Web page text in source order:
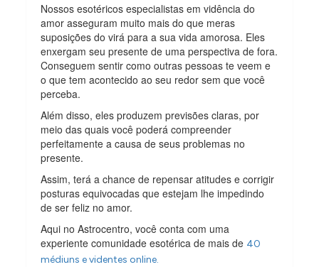
Nossos esotéricos especialistas em vidência do
amor asseguram muito mais do que meras
suposições do virá para a sua vida amorosa. Eles
enxergam seu presente de uma perspectiva de fora.
Conseguem sentir como outras pessoas te veem e
o que tem acontecido ao seu redor sem que você
perceba.
Além disso, eles produzem previsões claras, por
meio das quais você poderá compreender
perfeitamente a causa de seus problemas no
presente.
Assim, terá a chance de repensar atitudes e corrigir
posturas equivocadas que estejam lhe impedindo
de ser feliz no amor.
Aqui no Astrocentro, você conta com uma
experiente comunidade esotérica de mais de 40
médiuns e videntes online.